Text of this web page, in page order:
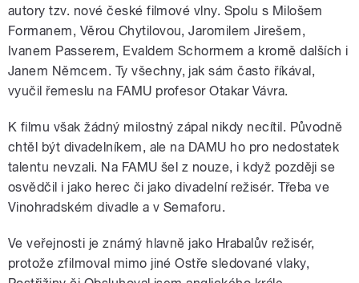
autory tzv. nové české filmové vlny. Spolu s Milošem
Formanem, Věrou Chytilovou, Jaromilem Jirešem,
Ivanem Passerem, Evaldem Schormem a kromě dalších i
Janem Němcem. Ty všechny, jak sám často říkával,
vyučil řemeslu na FAMU profesor Otakar Vávra.
K filmu však žádný milostný zápal nikdy necítil. Původně
chtěl být divadelníkem, ale na DAMU ho pro nedostatek
talentu nevzali. Na FAMU šel z nouze, i když později se
osvědčil i jako herec či jako divadelní režisér. Třeba ve
Vinohradském divadle a v Semaforu.
Ve veřejnosti je známý hlavně jako Hrabalův režisér,
protože zfilmoval mimo jiné Ostře sledované vlaky,